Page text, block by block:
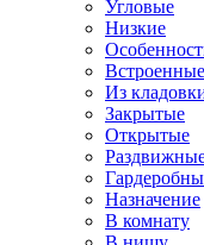
Угловые
Низкие
Встроенные
Из
Закрытые
Открытые
Назначение
В комнату